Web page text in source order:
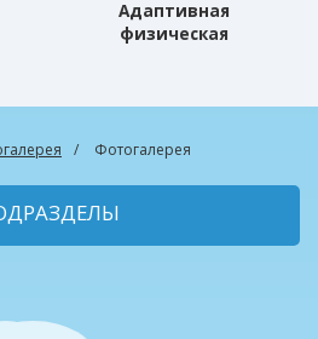
Адаптивная
физическая
Фотогалерея